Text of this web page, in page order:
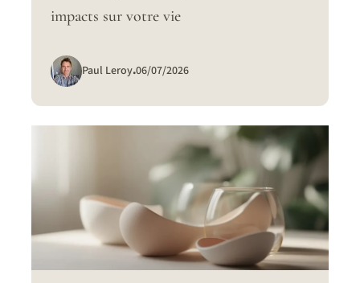
impacts sur votre vie
Paul Leroy.06/07/2026